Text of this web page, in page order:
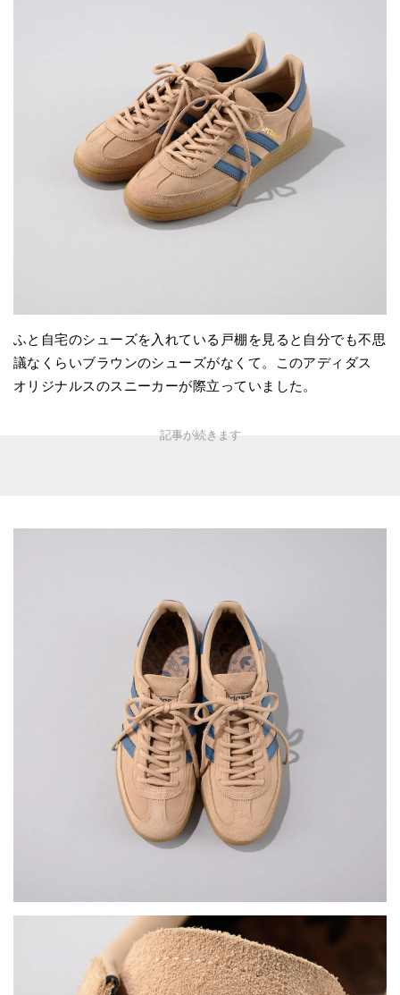
ふと自宅のシューズを入れている戸棚を見ると自分でも不思
議なくらいブラウンのシューズがなくて。このアディダス
オリジナルスのスニーカーが際立っていました。